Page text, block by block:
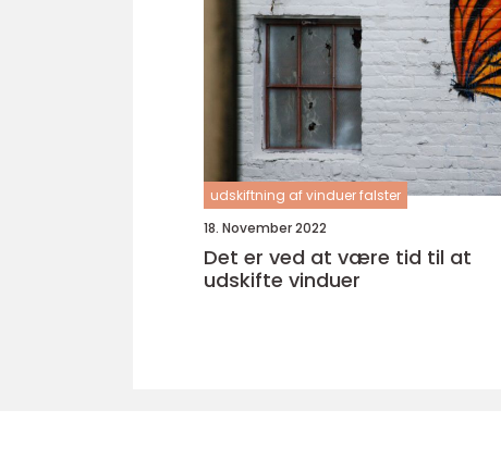
udskiftning af vinduer falster
18. November 2022
Det er ved at være tid til at
udskifte vinduer